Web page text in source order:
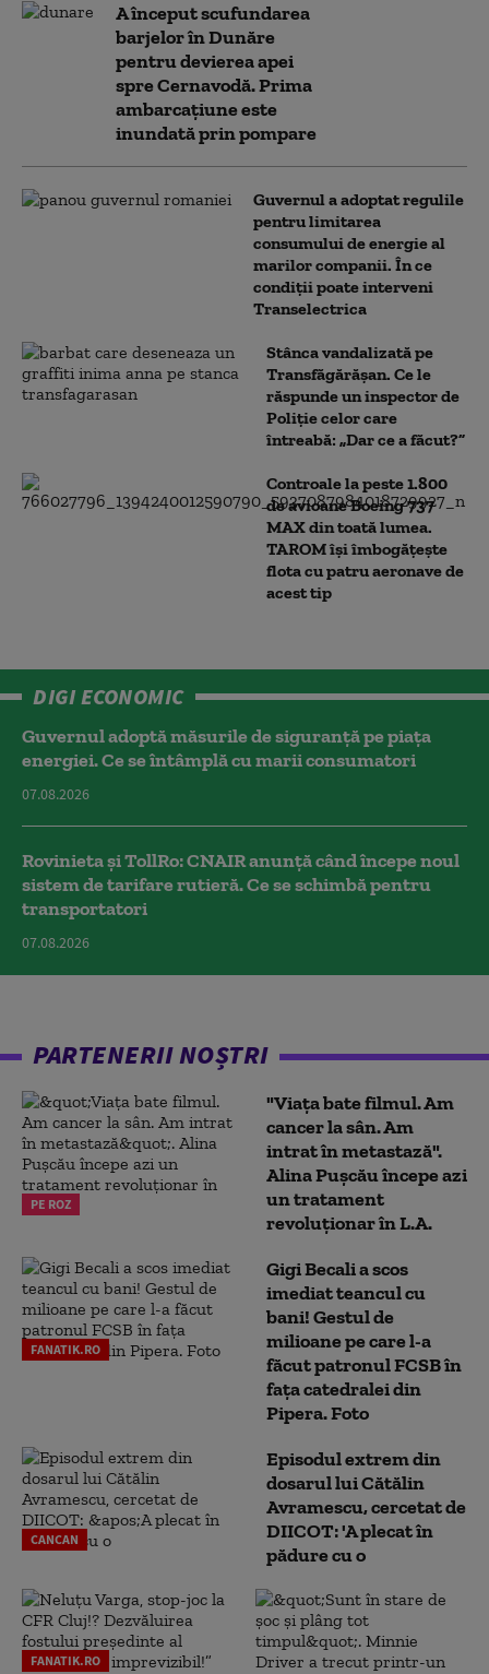
A început scufundarea
barjelor în Dunăre
pentru devierea apei
spre Cernavodă. Prima
ambarcațiune este
inundată prin pompare
Guvernul a adoptat regulile
pentru limitarea
consumului de energie al
marilor companii. În ce
condiții poate interveni
Transelectrica
Stânca vandalizată pe
Transfăgărășan. Ce le
răspunde un inspector de
Poliție celor care
întreabă: „Dar ce a făcut?”
Controale la peste 1.800
de avioane Boeing 737
MAX din toată lumea.
TAROM își îmbogățește
flota cu patru aeronave de
acest tip
DIGI ECONOMIC
Guvernul adoptă măsurile de siguranță pe piața
energiei. Ce se întâmplă cu marii consumatori
07.08.2026
Rovinieta și TollRo: CNAIR anunță când începe noul
sistem de tarifare rutieră. Ce se schimbă pentru
transportatori
07.08.2026
PARTENERII NOȘTRI
PE ROZ
"Viața bate filmul. Am
cancer la sân. Am
intrat în metastază".
Alina Pușcău începe azi
un tratament
revoluționar în L.A.
FANATIK.RO
Gigi Becali a scos
imediat teancul cu
bani! Gestul de
milioane pe care l-a
făcut patronul FCSB în
fața catedralei din
Pipera. Foto
CANCAN
Episodul extrem din
dosarul lui Cătălin
Avramescu, cercetat de
DIICOT: 'A plecat în
pădure cu o
FANATIK.RO